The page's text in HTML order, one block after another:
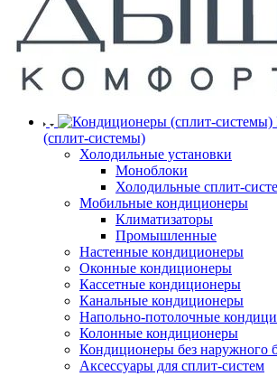
(сплит-системы)
Холодильные установки
Моноблоки
Холодильные сплит-
Мобильные кондиционеры
Климатизаторы
Промышленные
Настенные кондиционеры
Оконные кондиционеры
Кассетные кондиционеры
Канальные кондиционеры
Напольно-потолочные
Колонные кондиционеры
Кондиционеры без наружного
Аксессуары для сплит-систем